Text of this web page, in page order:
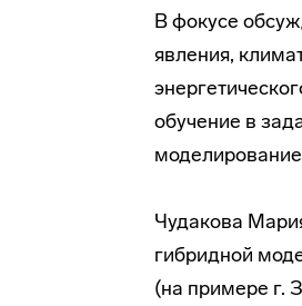
В фокусе
явления,
обучение в
Чудакова
гибридной
(на примере г.